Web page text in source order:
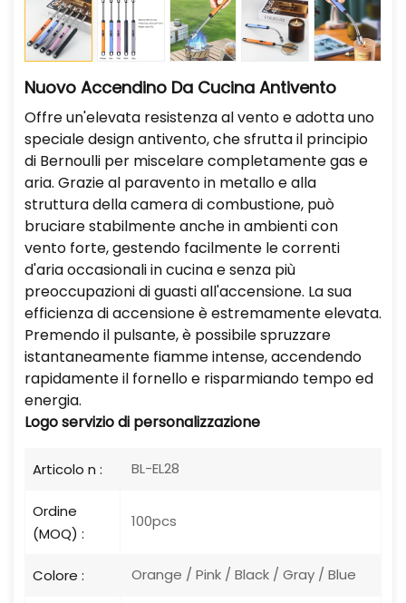
Nuovo Accendino Da Cucina Antivento
Offre un'elevata resistenza al vento e adotta uno
speciale design antivento, che sfrutta il principio
di Bernoulli per miscelare completamente gas e
aria. Grazie al paravento in metallo e alla
struttura della camera di combustione, può
bruciare stabilmente anche in ambienti con
vento forte, gestendo facilmente le correnti
d'aria occasionali in cucina e senza più
preoccupazioni di guasti all'accensione. La sua
efficienza di accensione è estremamente elevata.
Premendo il pulsante, è possibile spruzzare
istantaneamente fiamme intense, accendendo
rapidamente il fornello e risparmiando tempo ed
energia.
Logoservizio di personalizzazione
Articolo n : BL-EL28
Ordine
(MOQ) :
100pcs
Colore : Orange / Pink / Black / Gray / Blue